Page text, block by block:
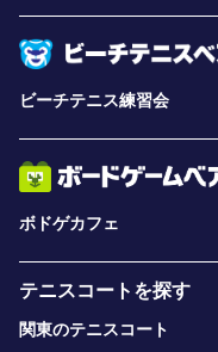
ビーチテニス練習会
ボドゲカフェ
テニスコートを探す
関東のテニスコート